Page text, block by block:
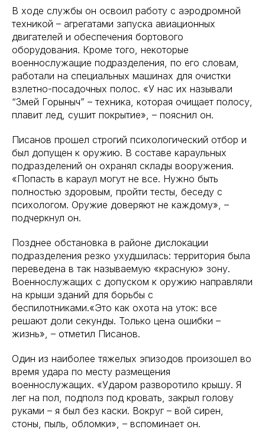
В ходе службы он освоил работу с аэродромной
техникой – агрегатами запуска авиационных
двигателей и обеспечения бортового
оборудования. Кроме того, некоторые
военнослужащие подразделения, по его словам,
работали на специальных машинах для очистки
взлетно-посадочных полос. «У нас их называли
“Змей Горыныч” – техника, которая очищает полосу,
плавит лед, сушит покрытие», – пояснил он.
Писанов прошел строгий психологический отбор и
был допущен к оружию. В составе караульных
подразделений он охранял склады вооружения.
«Попасть в караул могут не все. Нужно быть
полностью здоровым, пройти тесты, беседу с
психологом. Оружие доверяют не каждому», –
подчеркнул он.
Позднее обстановка в районе дислокации
подразделения резко ухудшилась: территория была
переведена в так называемую «красную» зону.
Военнослужащих с допуском к оружию направляли
на крыши зданий для борьбы с
беспилотниками.«Это как охота на уток: все
решают доли секунды. Только цена ошибки –
жизнь», – отметил Писанов.
Один из наиболее тяжелых эпизодов произошел во
время удара по месту размещения
военнослужащих. «Ударом разворотило крышу. Я
лег на пол, подполз под кровать, закрыл голову
руками – я был без каски. Вокруг – вой сирен,
стоны, пыль, обломки», – вспоминает он.